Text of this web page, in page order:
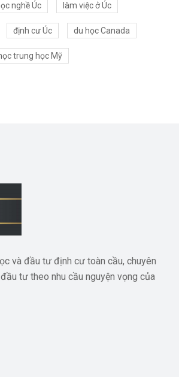
nghề Úc làm việc ở Úc
định cư Úc du học Canada
trung học Mỹ
và đầu tư định cư toàn cầu, chuyên
tư theo nhu cầu nguyện vọng của